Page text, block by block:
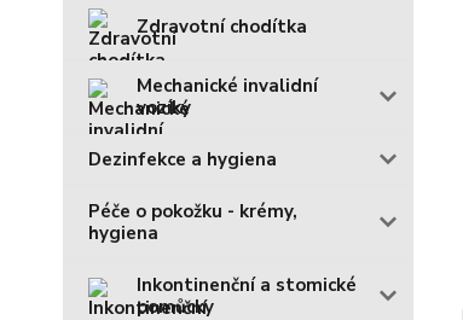
Zdravotní chodítka
Mechanické invalidní
vozíky
Dezinfekce a hygiena
Péče o pokožku - krémy,
hygiena
Inkontinenční a stomické
pomůcky